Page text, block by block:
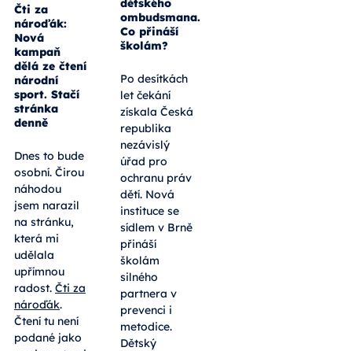
Čti za
nároďák:
Nová
kampaň
dělá ze čtení
národní
sport. Stačí
stránka
denně
Dnes to bude
osobní. Čirou
náhodou
jsem narazil
na stránku,
která mi
udělala
upřímnou
radost. Čti za
nároďák.
Čtení tu není
podané jako
dětského
ombudsmana.
Co přináší
školám?
Po desítkách
let čekání
získala Česká
republika
nezávislý
úřad pro
ochranu práv
dětí. Nová
instituce se
sídlem v Brně
přináší
školám
silného
partnera v
prevenci i
metodice.
Dětský